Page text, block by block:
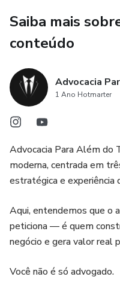
assumir o controle do
✔️ Métodos para precificar
segurança.
✔️ Estratégias práticas de
✔️ Caminhos para
✔️ Modelos de serviços
✔️ Reflexões reais sobre
advocacia.
Mais do que um livro, é um
Saiba mais
conteúdo
Advocacia
1 Ano Hotmarter
Advocacia Para Além do
moderna, centrada em
estratégica e experiência
Aqui, entendemos que o
peticiona — é quem
negócio e gera valor real
Você não é só advogado.